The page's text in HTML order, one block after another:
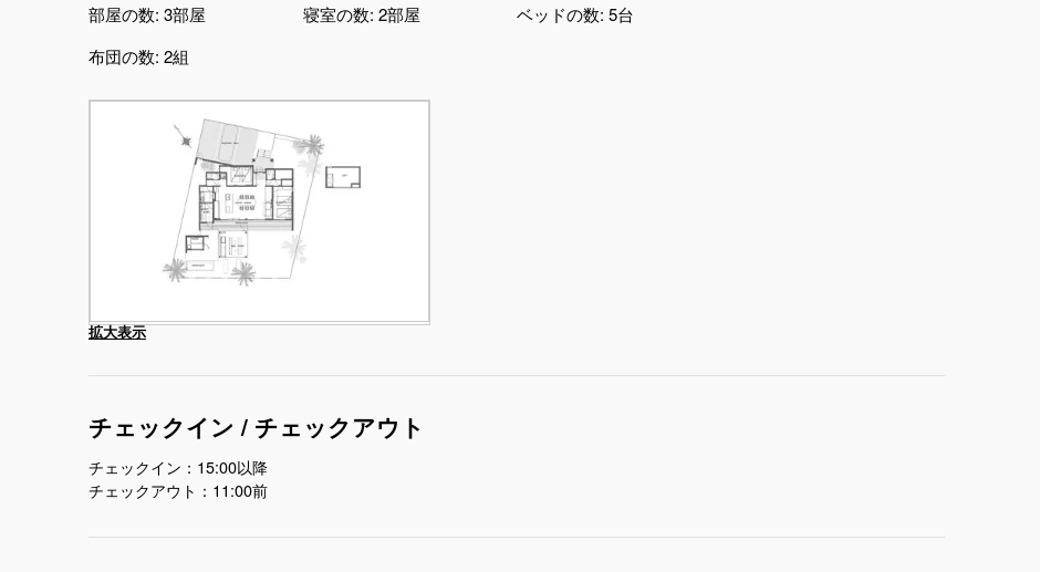
部屋の数: 3部屋 寝室の数: 2部屋 ベッドの数: 5台
布団の数: 2組
拡大表示
チェックイン / チェックアウト
チェックイン：15:00以降
チェックアウト：11:00前